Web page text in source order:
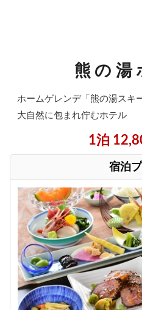
熊の湯
ホームゲレンデ「熊の湯スキ
大自然に包まれ佇むホテル
1泊
宿泊